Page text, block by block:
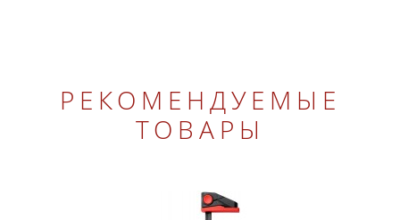
РЕКОМЕНДУЕМЫЕ
ТОВАРЫ